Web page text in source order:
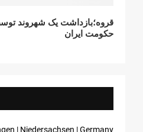
قروه؛بازداشت یک شهروند
حکومت ایران
| Niedersachsen | Germany